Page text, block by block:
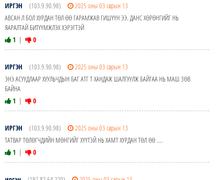
ИРГЭН (103.9.90.98)
2025 оны 03 сарын 13
АВСАН Л БОЛ ХУРДАН ТӨЛ ӨӨ ГАРАМЖАВ ГИШҮҮН ЭЭ. ДАНС ХӨРӨНГИЙГ НЬ
ЯАРАЛТАЙ БИТҮҮМЖЛЭХ ХЭРЭГТЭЙ
1 | 0
ИРГЭН (103.9.90.98)
2025 оны 03 сарын 13
ЭНЭ АСУУДЛААР ХУУЛЬЧДЫН БАГ АТГ Т ХАНДАЖ ШАЛГУУЛЖ БАЙГАА НЬ МАШ ЗӨВ
БАЙНА
1 | 0
ИРГЭН (103.9.90.98)
2025 оны 03 сарын 13
ТАТВАР ТӨЛӨГЧДИЙН МӨНГИЙГ ХҮҮТЭЙ НЬ ХАМТ ХУРДАН ТӨЛ ӨӨ ....
1 | 0